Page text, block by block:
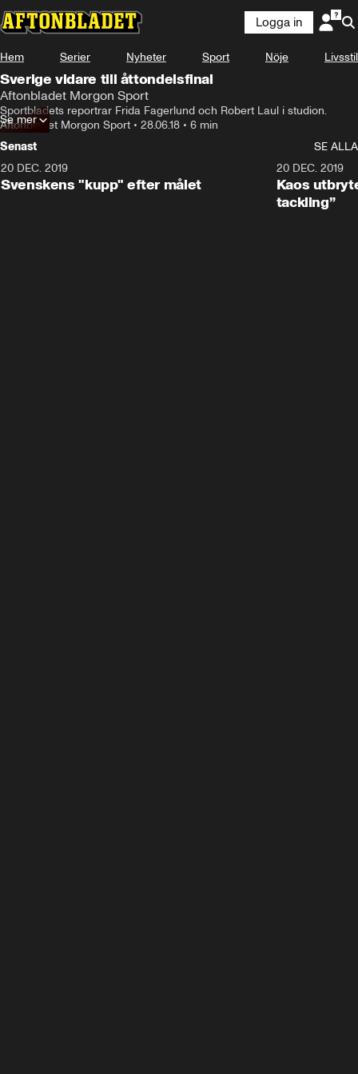
Logga in
Hem Serier Nyheter Sport Nöje Livsstil
Sverige vidare till åttondelsfinal
Aftonbladet Morgon Sport
Sportbladets reportrar Frida Fagerlund och Robert Laul i studion.
Aftonbladet Morgon Sport • 28.06.18 • 6 min
Se mer
Senast
SE ALLA
20 DEC. 2019
Svenskens "kupp" efter målet
20 DEC. 2019
Kaos
tackling”